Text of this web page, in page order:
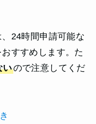
24時間申請可能な
すすめします。た
いので注意してくだ